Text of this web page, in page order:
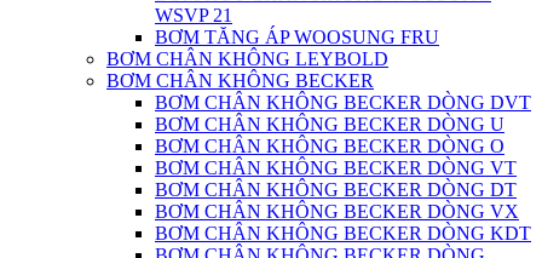
WSVP 21
BƠM TĂNG ÁP WOOSUNG FRU
BƠM CHÂN KHÔNG LEYBOLD
BƠM CHÂN KHÔNG BECKER
BƠM CHÂN KHÔNG BECKER DÒNG DVT
BƠM CHÂN KHÔNG BECKER DÒNG U
BƠM CHÂN KHÔNG BECKER DÒNG O
BƠM CHÂN KHÔNG BECKER DÒNG VT
BƠM CHÂN KHÔNG BECKER DÒNG DT
BƠM CHÂN KHÔNG BECKER DÒNG VX
BƠM CHÂN KHÔNG BECKER DÒNG KDT